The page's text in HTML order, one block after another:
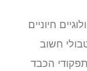
חיוניים
חשוב
הכבד